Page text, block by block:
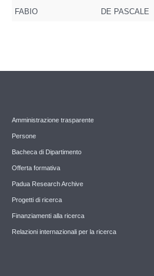
FABIO DE PASCALE
Amministrazione trasparente
Persone
Bacheca di Dipartimento
Offerta formativa
Padua Research Archive
Progetti di ricerca
Finanziamenti alla ricerca
Relazioni internazionali per la ricerca